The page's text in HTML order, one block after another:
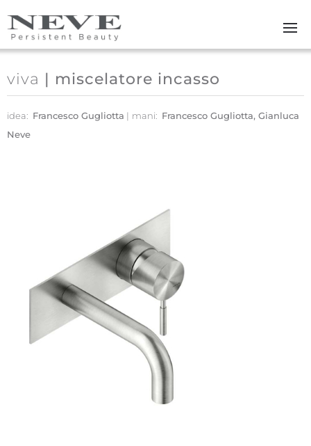
Skip to main content
viva | miscelatore incasso
idea: Francesco Gugliotta mani: Francesco Gugliotta, Gianluca
Neve